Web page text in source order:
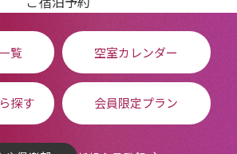
覧 空室カレンダー
探す 会員限定プラン